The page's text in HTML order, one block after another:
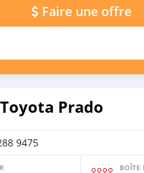
Faire une offre
Toyota Prado
9475
BOÎTE